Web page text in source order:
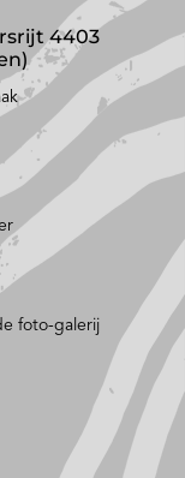
4403
foto-galerij